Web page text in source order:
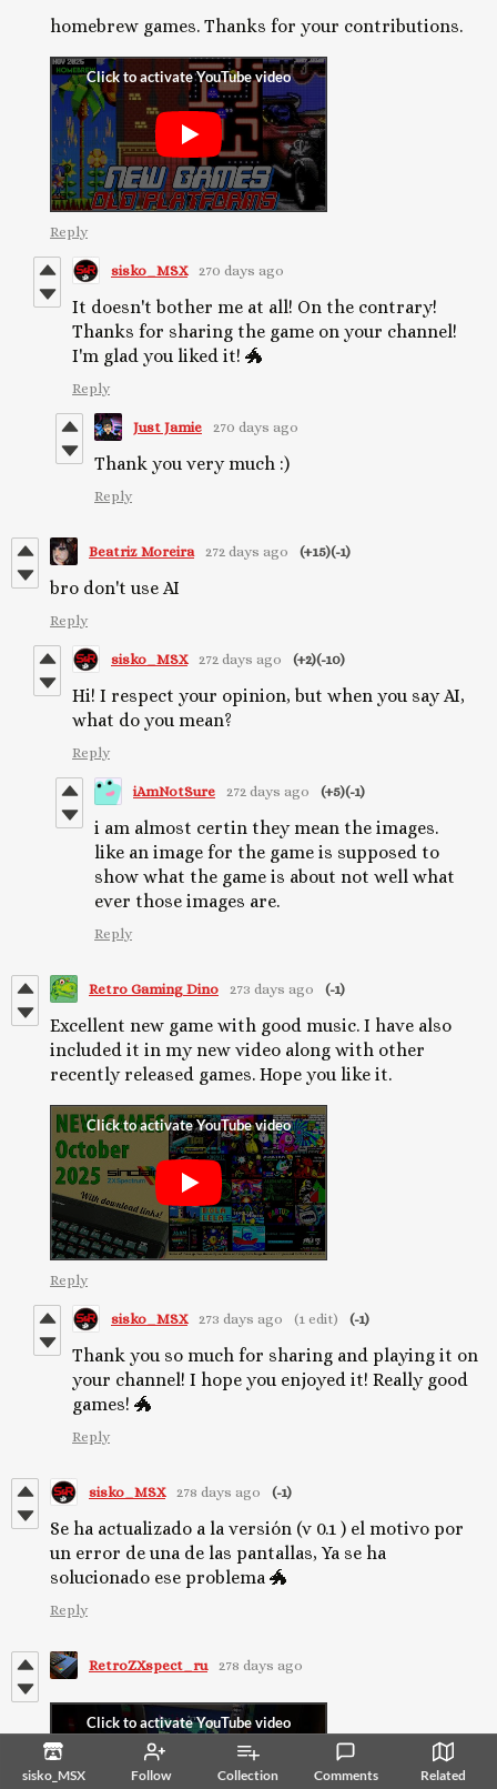
sisko_MSX Follow Collection Comments Related
homebrew games. Thanks for your contributions.
Reply
sisko_MSX 270 days ago
It doesn't bother me at all! On the contrary!
Thanks for sharing the game on your channel!
I'm glad you liked it! 🐲
Reply
Just Jamie 270 days ago
Thank you very much :)
Reply
Beatriz Moreira 272 days ago (+15)(-1)
bro don't use AI
Reply
sisko_MSX 272 days ago (+2)(-10)
Hi! I respect your opinion, but when you say AI,
what do you mean?
Reply
iAmNotSure 272 days ago (+5)(-1)
i am almost certin they mean the images.
like an image for the game is supposed to
show what the game is about not well what
ever those images are.
Reply
Retro Gaming Dino 273 days ago (-1)
Excellent new game with good music. I have also
included it in my new video along with other
recently released games. Hope you like it.
Reply
sisko_MSX 273 days ago (1 edit) (-1)
Thank you so much for sharing and playing it on
your channel! I hope you enjoyed it! Really good
games! 🐲
Reply
sisko_MSX 278 days ago (-1)
Se ha actualizado a la versión (v 0.1 ) el motivo por
un error de una de las pantallas, Ya se ha
solucionado ese problema 🐲
Reply
RetroZXspect_ru 278 days ago